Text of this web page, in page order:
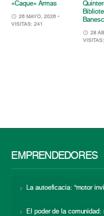
«Caque» Armas
26 MAYO, 2026 •
VISITAS: 241
28
EMPRENDEDORES
La autoeficacia: “motor
El poder de la